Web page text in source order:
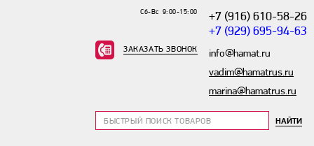
+7 (916) 610-58-26
+7 (929) 695-94-63
info@hamat.ru
vadim@hamatrus.ru
marina@hamatrus.ru
Сб-Вс 9:00-15:00
ЗАКАЗАТЬ ЗВОНОК
НАЙТИ